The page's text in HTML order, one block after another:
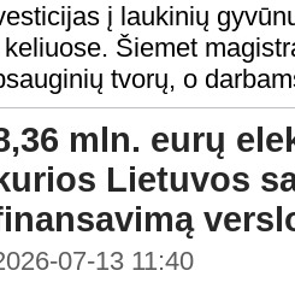
į laukinių
Šiemet
tvorų, o
mln. eurų
Lietuvos
07-13 11:40